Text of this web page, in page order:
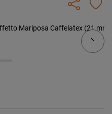
Next